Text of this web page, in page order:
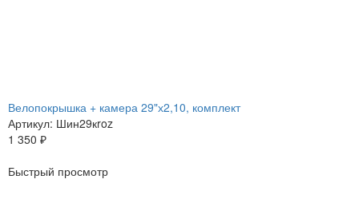
Велопокрышка + камера 29"х2,10, комплект
Артикул: Шин29кroz
1 350 ₽
Быстрый просмотр